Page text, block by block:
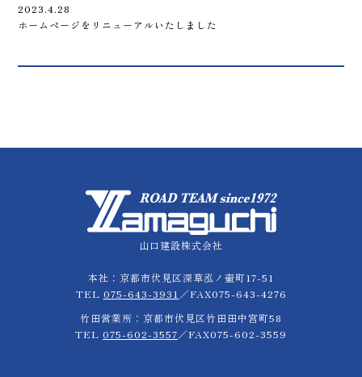
2023.4.28
ホームページをリニューアルいたしました
山口建設株式会社
本社：京都市伏見区深草泓ノ壷町17-51
TEL 075-643-3931 ／FAX075-643-4276
竹田営業所：京都市伏見区竹田田中宮町58
TEL 075-602-3557／FAX075-602-3559